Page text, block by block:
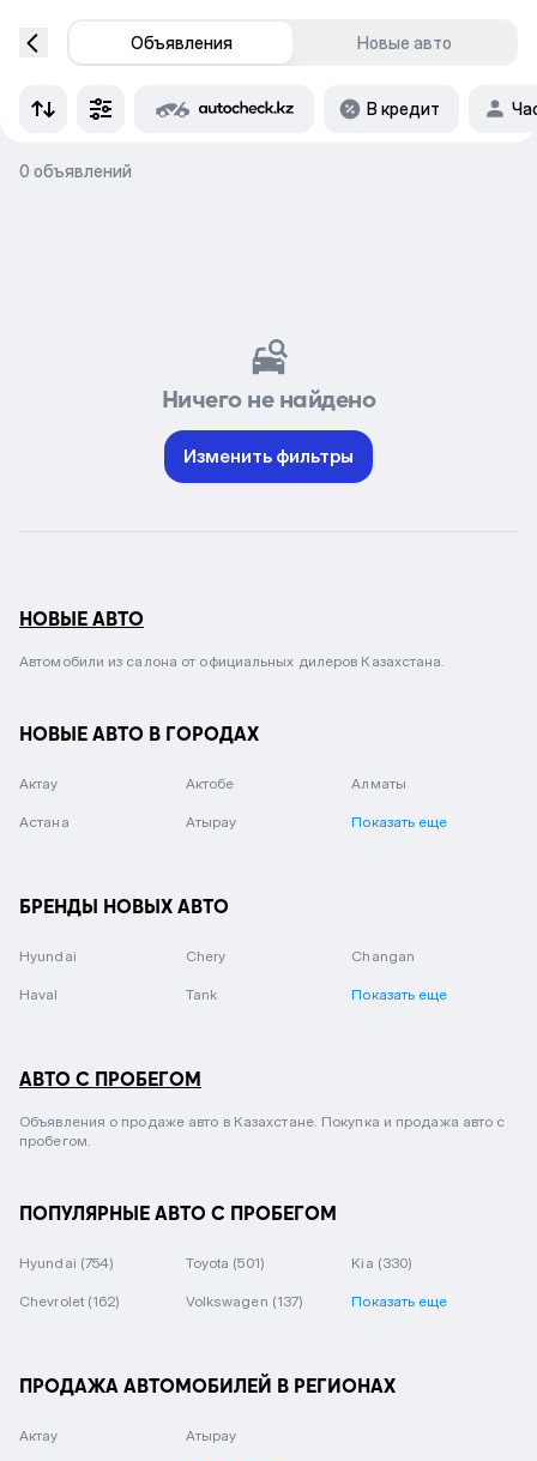
Объявления Новые авто
В кредит
0 объявлений
Ничего не найдено
Изменить фильтры
НОВЫЕ АВТО
Автомобили из салона от официальных дилеров Казахстана.
НОВЫЕ АВТО В ГОРОДАХ
Актау Актобе Алматы
Астана Атырау Показать еще
БРЕНДЫ НОВЫХ АВТО
Hyundai Chery Changan
Haval Tank Показать еще
АВТО С ПРОБЕГОМ
Объявления о продаже авто в Казахстане. Покупка и продажа авто с
пробегом.
ПОПУЛЯРНЫЕ АВТО С ПРОБЕГОМ
Hyundai (754) Toyota (501) Kia (330)
Chevrolet (162) Volkswagen (137) Показать еще
ПРОДАЖА АВТОМОБИЛЕЙ В РЕГИОНАХ
Актау Атырау